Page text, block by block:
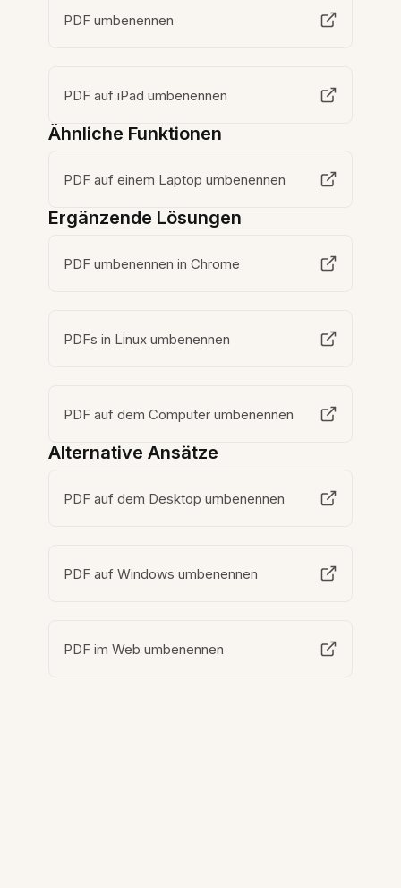
PDF umbenennen
PDF auf iPad umbenennen
Ähnliche Funktionen
PDF auf einem Laptop umbenennen
Ergänzende Lösungen
PDF umbenennen in Chrome
PDFs in Linux umbenennen
PDF auf dem Computer umbenennen
Alternative Ansätze
PDF auf dem Desktop umbenennen
PDF auf Windows umbenennen
PDF im Web umbenennen